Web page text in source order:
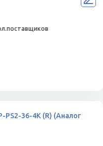
PS2-36-4K (R) (Аналог